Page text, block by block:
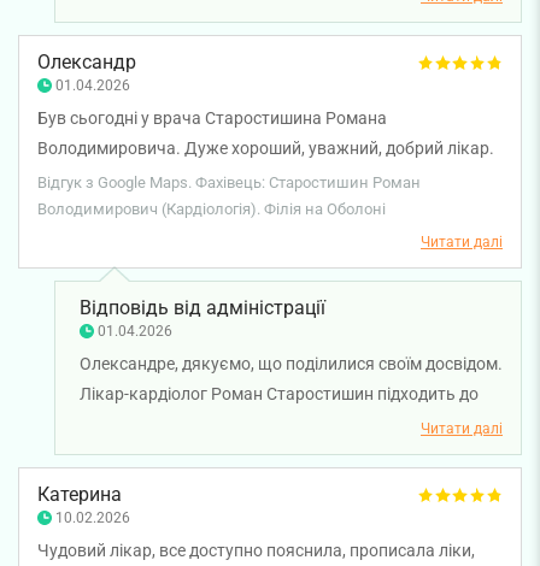
Вам Лікарю за працю і до зустрічі!
відзначили уважність та професійний підхід і що
лікування дало позитивну динаміку. Дякуємо вам за
довіру та відповідальне ставлення до рекомендацій.
Бажаємо вам міцного здоров'я!
Олександр
01.04.2026
Був сьогодні у врача Старостишина Романа
Володимировича. Дуже хороший, уважний, добрий лікар.
Допоміг як кардіолог та психолог, хто до нього прийде не
пожалкує.
Відгук з Google Maps. Фахівець: Старостишин Роман
Володимирович (Кардіологія). Філія на Оболоні
Читати далі
Відповідь від адміністрації
01.04.2026
Олександре, дякуємо, що поділилися своїм досвідом.
Лікар-кардіолог Роман Старостишин підходить до
кожного пацієнта комплексно. Приємно, що ви
залишилися задоволені консультацією, увагою та
професіоналізмом лікаря, і відчули справжню
турботу про своє здоров’я. Бажаємо вам міцного
здоров'я!
Читати далі
Катерина
10.02.2026
Чудовий лікар, все доступно пояснила, прописала ліки,